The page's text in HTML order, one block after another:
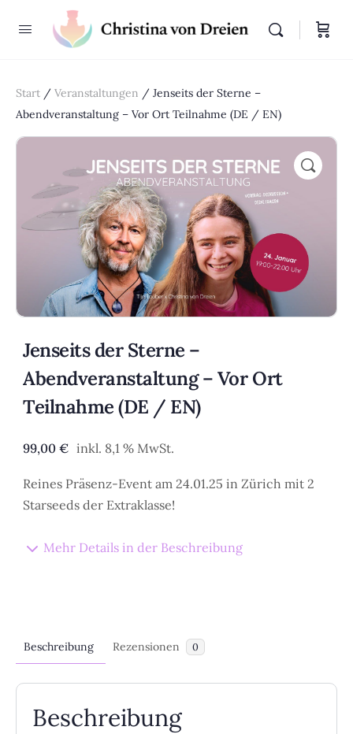
Start / Veranstaltungen / Jenseits der Sterne –
Abendveranstaltung – Vor Ort Teilnahme (DE / EN)
🔍
Jenseits der Sterne –
Abendveranstaltung – Vor Ort
Teilnahme (DE / EN)
99,00 € inkl. 8,1 % MwSt.
Reines Präsenz-Event am 24.01.25 in Zürich mit 2
Starseeds der Extraklasse!
Mehr Details in der Beschreibung
Beschreibung Rezensionen 0
Beschreibung